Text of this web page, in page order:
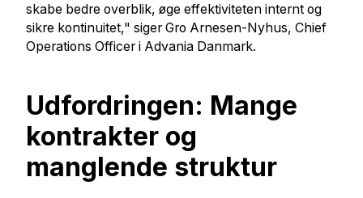
skabe bedre overblik, øge effektiviteten internt og
sikre kontinuitet," siger Gro Arnesen-Nyhus, Chief
Operations Officer i Advania Danmark.
Udfordringen: Mange
kontrakter og
manglende struktur